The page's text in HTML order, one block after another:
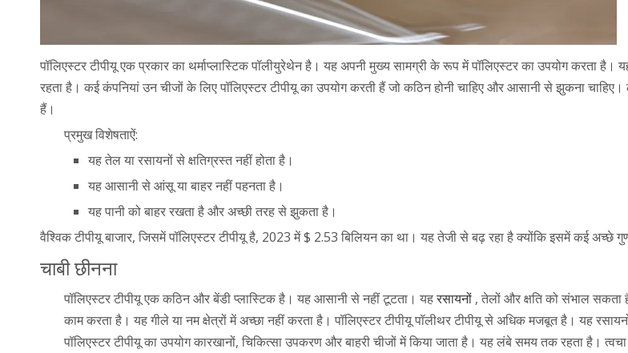
पॉलिएस्टर टीपीयू एक प्रकार का थर्माप्लास्टिक पॉलीयुरेथेन है। यह अपनी मुख्य सामग्री के रूप में पॉलिएस्टर का उपयोग करता
रहता है। कई कंपनियां उन चीजों के लिए पॉलिएस्टर टीपीयू का उपयोग करती हैं जो कठिन होनी चाहिए और आसानी से झुकना
हैं।
प्रमुख विशेषताऐं:
यह तेल या रसायनों से क्षतिग्रस्त नहीं होता है।
यह आसानी से आंसू या बाहर नहीं पहनता है।
यह पानी को बाहर रखता है और अच्छी तरह से झुकता है।
वैश्विक टीपीयू बाजार, जिसमें पॉलिएस्टर टीपीयू है, 2023 में $ 2.53 बिलियन का था। यह तेजी से बढ़ रहा है क्योंकि इसमें कई अच्छे
चाबी छीनना
पॉलिएस्टर टीपीयू एक कठिन और बेंडी प्लास्टिक है। यह आसानी से नहीं टूटता। यहरसायनों , तेलों और क्षति को संभाल सकता
काम करता है। यह गीले या नम क्षेत्रों में अच्छा नहीं करता है। पॉलिएस्टर टीपीयू पॉलीथर टीपीयू से अधिक मजबूत है। यह
पॉलिएस्टर टीपीयू का उपयोग कारखानों, चिकित्सा उपकरण और बाहरी चीजों में किया जाता है। यह लंबे समय तक रहता है।